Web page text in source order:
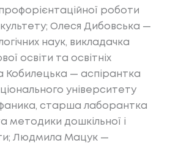
роботи
Олеся Дибовська —
наук, викладачка
освіти та освітніх
Кобилецька — аспірантка
університету
старша лаборантка
методики дошкільної і
Людмила Мацук —